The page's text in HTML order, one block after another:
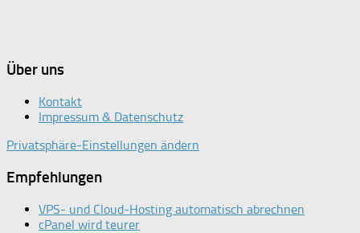
Über uns
Kontakt
Impressum & Datenschutz
Privatsphäre-Einstellungen ändern
Empfehlungen
VPS- und Cloud-Hosting automatisch abrechnen
cPanel wird teurer